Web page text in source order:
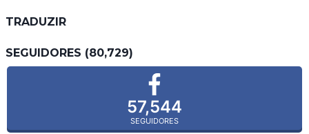
TRADUZIR
SEGUIDORES (80,729)
57,544
SEGUIDORES